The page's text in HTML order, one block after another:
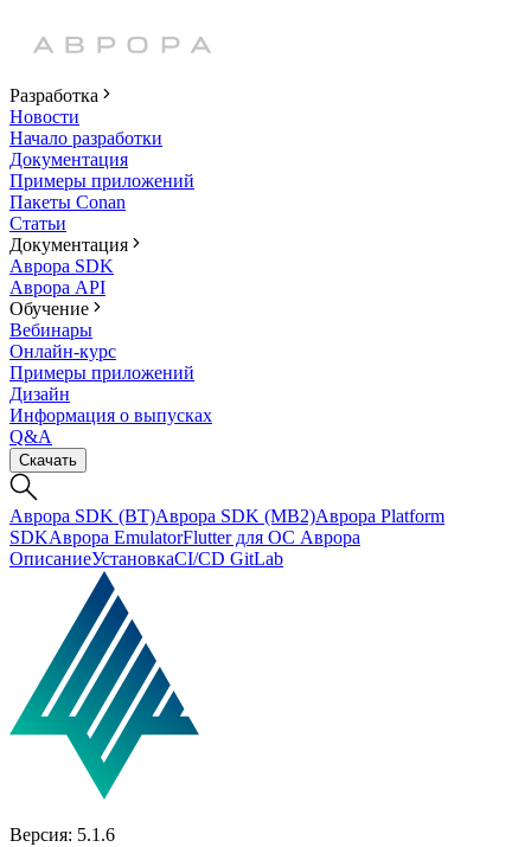
Разработка
Новости
Начало разработки
Документация
Примеры приложений
Пакеты Conan
Статьи
Документация
Аврора SDK
Аврора API
Обучение
Вебинары
Онлайн-курс
Примеры приложений
Дизайн
Информация о выпусках
Q&A
Скачать
Аврора SDK (BT)Аврора SDK (MB2)Аврора Platform
SDKАврора EmulatorFlutter для ОС Аврора
ОписаниеУстановкаCI/CD GitLab
Версия: 5.1.6